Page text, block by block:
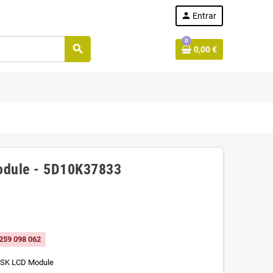
person Entrar
search
0
0,00 €
- 5D10K37833
098 062
LCD Module